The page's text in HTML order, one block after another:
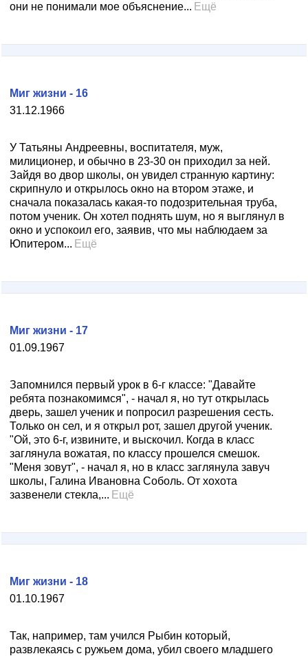
они не понимали мое объяснение... Ещё
31.12.1966
Миг жизни - 16
У Татьяны Андреевны, воспитателя, муж,
милиционер, и обычно в 23-30 он приходил за ней.
Зайдя во двор школы, он увидел странную картину:
скрипнуло и открылось окно на втором этаже, и
сначала показалась какая-то подозрительная труба,
потом ученик. Он хотел поднять шум, но я выглянул в
окно и успокоил его, заявив, что мы наблюдаем за
Юпитером... Ещё
01.09.1967
Миг жизни - 17
Запомнился первый урок в 6-г классе: "Давайте
ребята познакомимся", - начал я, но тут открылась
дверь, зашел ученик и попросил разрешения сесть.
Только он сел, и я открыл рот, зашел другой ученик.
"Ой, это 6-г, извините, и выскочил. Когда в класс
заглянула вожатая, по классу прошелся смешок.
"Меня зовут", - начал я, но в класс заглянула завуч
школы, Галина Ивановна Соболь. От хохота
зазвенели стекла,... Ещё
01.10.1967
Миг жизни - 18
Так, например, там учился Рыбин который,
развлекаясь с ружьем дома, убил своего младшего